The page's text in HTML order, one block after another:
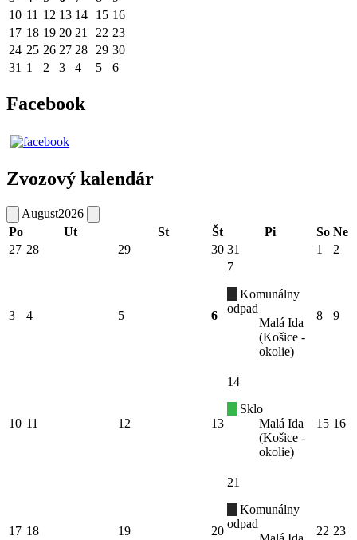
10 11 12 13 14 15 16
17 18 19 20 21 22 23
24 25 26 27 28 29 30
31 1 2 3 4 5 6
Facebook
Zvozový kalendár
August2026
Po
Ut St Št Pi So Ne
27 28 29 30 31 1 2
3 4 5 6
7
Komunálny
odpad
Malá Ida
(Košice -
okolie)
8 9
10 11 12 13
14
Sklo
Malá Ida
(Košice -
okolie)
15 16
17 18 19 20
21
Komunálny
odpad
22 23